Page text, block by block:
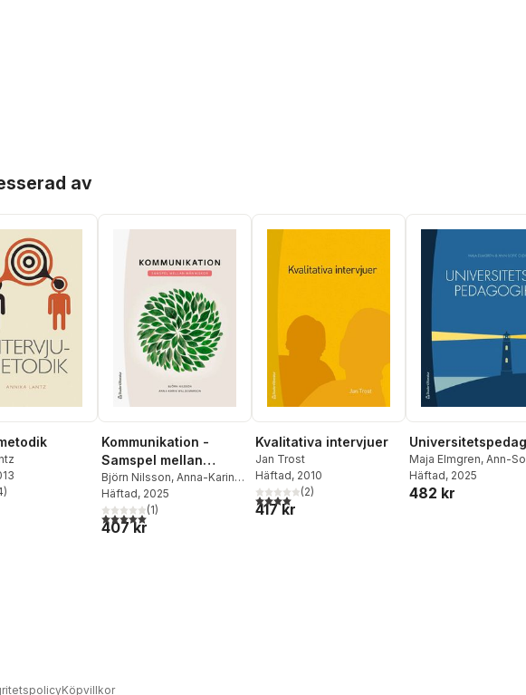
av
Totalt antal röster:
)
Kommunikation -
Samspel mellan
människor
Björn Nilsson, Anna-Karin
Waldemarson
Häftad, 2025
5,0utav 5 stjärnor. Totalt antal röster:
(1)
407 kr
Kvalitativa intervjuer
Jan Trost
Häftad, 2010
4,0utav 5 stjärnor. Totalt antal röster:
(2)
417 kr
Maja Elmgren, Ann-
Olding
Häftad, 2025
482 kr
Köpvillkor